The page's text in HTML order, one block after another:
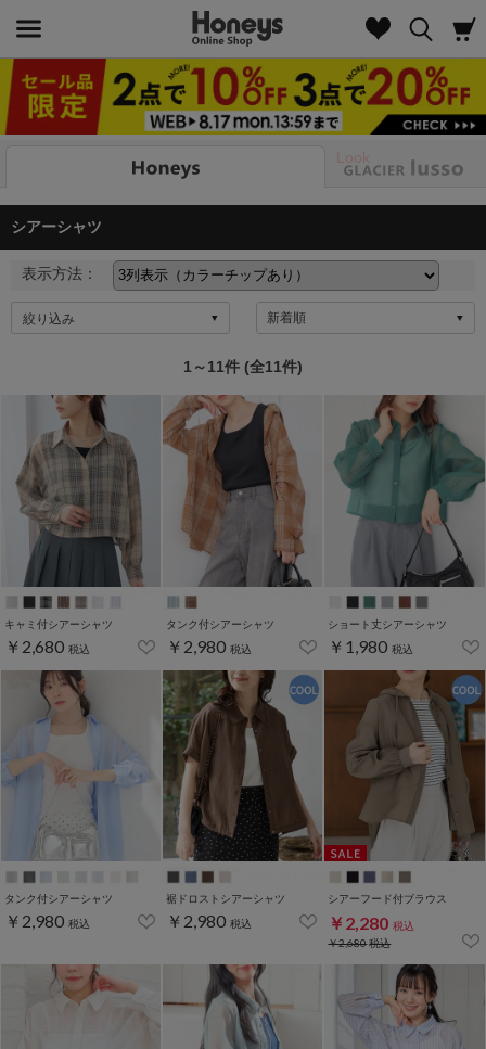
Look
シアーシャツ
表示方法：
絞り込み
1～11件 (全11件)
キャミ付シアーシャツ
￥2,680 税込
タンク付シアーシャツ
￥2,980 税込
ショート丈シアーシャツ
￥1,980 税込
タンク付シアーシャツ
￥2,980 税込
裾ドロストシアーシャツ
￥2,980 税込
シアーフード付ブラウス
￥2,280 税込
￥2,680税込